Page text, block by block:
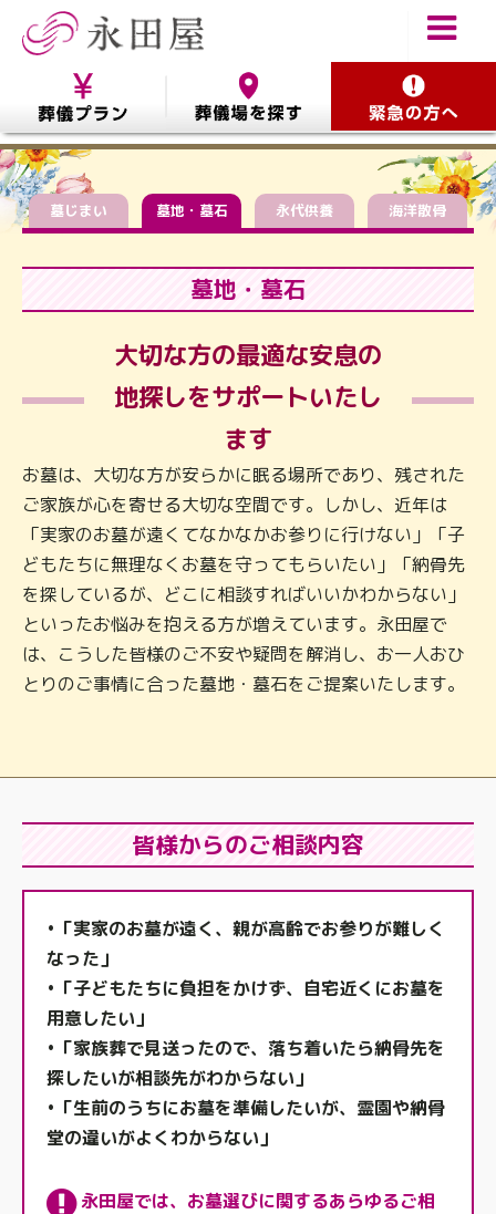
墓じまい 墓地・墓石 永代供養 海洋散骨
墓地・墓石
大切な方の最適な安息の
地探しをサポートいたし
ます
お墓は、大切な方が安らかに眠る場所であり、残された
ご家族が心を寄せる大切な空間です。しかし、近年は
「実家のお墓が遠くてなかなかお参りに行けない」「子
どもたちに無理なくお墓を守ってもらいたい」「納骨先
を探しているが、どこに相談すればいいかわからない」
といったお悩みを抱える方が増えています。永田屋で
は、こうした皆様のご不安や疑問を解消し、お一人おひ
とりのご事情に合った墓地・墓石をご提案いたします。
皆様からのご相談内容
•「実家のお墓が遠く、親が高齢でお参りが難しく
なった」
•「子どもたちに負担をかけず、自宅近くにお墓を
用意したい」
•「家族葬で見送ったので、落ち着いたら納骨先を
探したいが相談先がわからない」
•「生前のうちにお墓を準備したいが、霊園や納骨
堂の違いがよくわからない」
永田屋では、お墓選びに関するあらゆるご相